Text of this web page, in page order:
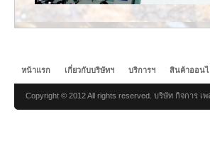
หน้าแรก เกี่ยวกับบริษัทฯ บริการฯ สินค้าออน
Copyright © 2012 All rights reserved. บริษัท กิจการ